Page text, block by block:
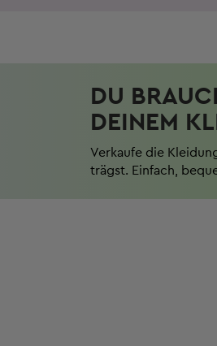
DU
DEINEM
Verkaufe die
trägst. Einfach,